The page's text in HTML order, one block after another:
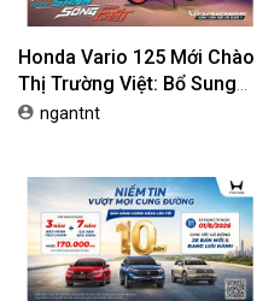
Honda Vario 125 Mới Chào
Thị Trường Việt: Bổ Sung
Phiên Bản Street, Giá Từ
ngantnt